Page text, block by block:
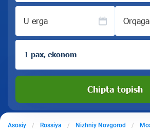
U erga Orqaga
1 pax, ekonom
Chipta topish
Asosiy Rossiya Nizhniy Novgorod